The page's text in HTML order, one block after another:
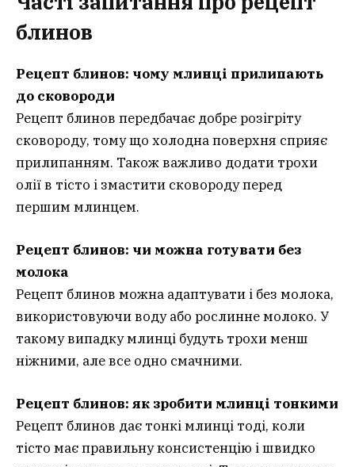
блинов
Рецепт блинов: чому млинці прилипають
до сковороди
Рецепт блинов передбачає добре розігріту
сковороду, тому що холодна поверхня сприяє
прилипанням. Також важливо додати трохи
олії в тісто і змастити сковороду перед
першим млинцем.
Рецепт блинов: чи можна готувати без
молока
Рецепт блинов можна адаптувати і без молока,
використовуючи воду або рослинне молоко. У
такому випадку млинці будуть трохи менш
ніжними, але все одно смачними.
Рецепт блинов: як зробити млинці тонкими
Рецепт блинов дає тонкі млинці тоді, коли
тісто має правильну консистенцію і швидко